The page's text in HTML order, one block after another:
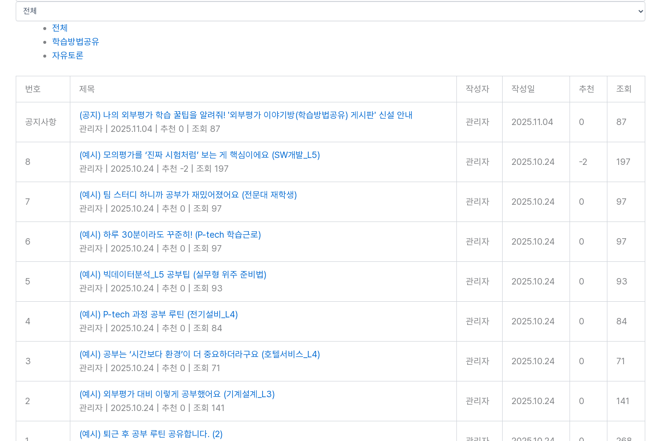
전체
학습방법공유
자유토론
번호 제목 작성자 작성일 추천 조회
공지사항
(공지) 나의 외부평가 학습 꿀팁을 알려줘! '외부평가 이야기방(학습방법공유) 게시판' 신설 안내
관리자
2025.11.04 추천 0 조회 87
관리자 2025.11.04 0 87
8
(예시) 모의평가를 ‘진짜 시험처럼’ 보는 게 핵심이에요 (SW개발_L5)
관리자
2025.10.24 추천 -2 조회 197
관리자 2025.10.24 -2 197
7
(예시) 팀 스터디 하니까 공부가 재밌어졌어요 (전문대 재학생)
관리자
2025.10.24 추천 0 조회 97
관리자 2025.10.24 0 97
6
(예시) 하루 30분이라도 꾸준히! (P-tech 학습근로)
관리자
2025.10.24 추천 0 조회 97
관리자 2025.10.24 0 97
5
(예시) 빅데이터분석_L5 공부팁 (실무형 위주 준비법)
관리자
2025.10.24 추천 0 조회 93
관리자 2025.10.24 0 93
4
(예시) P-tech 과정 공부 루틴 (전기설비_L4)
관리자
2025.10.24 추천 0 조회 84
관리자 2025.10.24 0 84
3
(예시) 공부는 ‘시간보다 환경’이 더 중요하더라구요 (호텔서비스_L4)
관리자
2025.10.24 추천 0 조회 71
관리자 2025.10.24 0 71
2
(예시) 외부평가 대비 이렇게 공부했어요 (기계설계_L3)
관리자
2025.10.24 추천 0 조회 141
관리자 2025.10.24 0 141
(예시) 퇴근 후 공부 루틴 공유합니다. (2)